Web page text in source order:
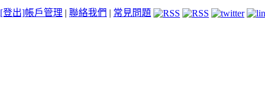
[登出]帳戶管理 | 聯絡我們 | 常見問題